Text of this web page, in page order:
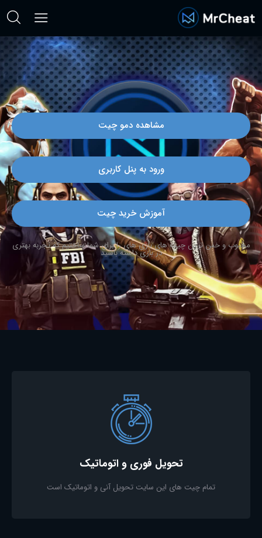
مشاهده دمو چیت
ورود به پنل کاربری
آموزش خرید چیت
محبوب و خفن ترین چیت های بازی های را برای شما ساختیم که تجربه بهتری
در بازی داشته باشید
تحویل فوری و اتوماتیک
تمام چیت های این سایت تحویل آنی و اتوماتیک است